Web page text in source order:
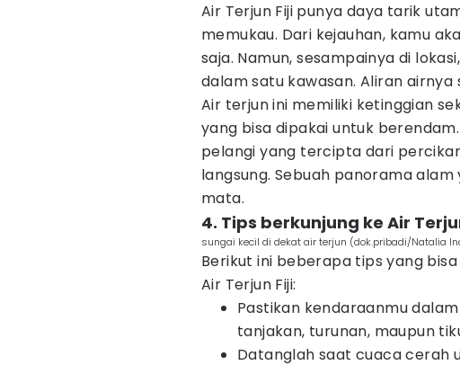
Air Terjun Fiji punya daya tarik
memukau. Dari kejauhan, kamu
saja. Namun, sesampainya di
dalam satu kawasan. Aliran
Air terjun ini memiliki ketinggian
yang bisa dipakai untuk
pelangi yang tercipta dari
langsung. Sebuah panorama
mata.
4. Tips berkunjung ke Air
sungai kecil di dekat air terjun (dok.pribadi/Natalia
Berikut ini beberapa tips yang
Air Terjun Fiji:
Pastikan kendaraanmu
tanjakan, turunan, maupun
Datanglah saat cuaca cerah